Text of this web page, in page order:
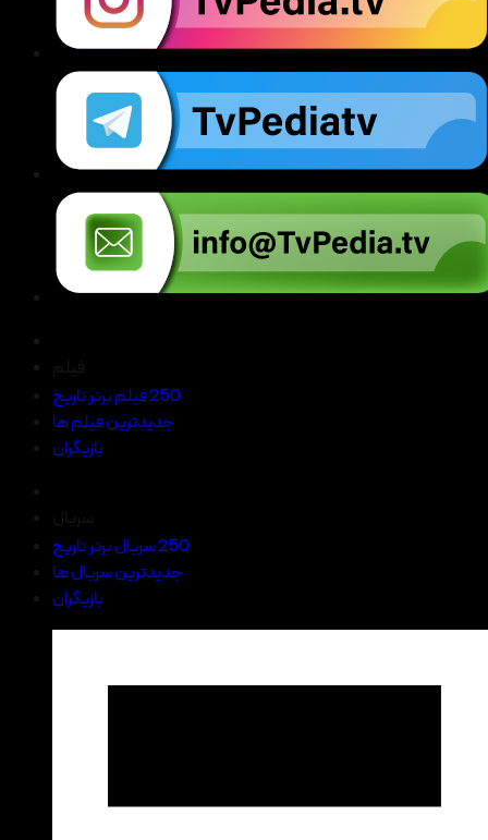
250 فیلم برتر تاریخ
جدیدترین فیلم ها
بازیگران
250 سریال برتر تاریخ
جدیدترین سریال ها
بازیگران